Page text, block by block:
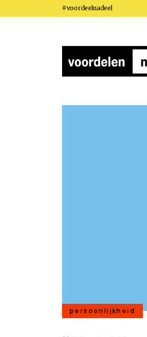
#voordeelnadeel
persoonlijkheid